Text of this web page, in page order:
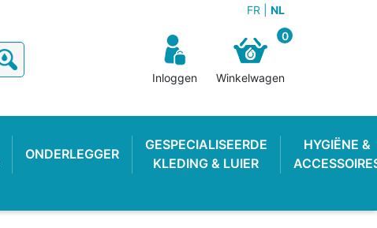
FR NL
Inloggen
0
Winkelwagen
ONDERLEGGER
GESPECIALISEERDE
KLEDING & LUIER
HYGIËNE &